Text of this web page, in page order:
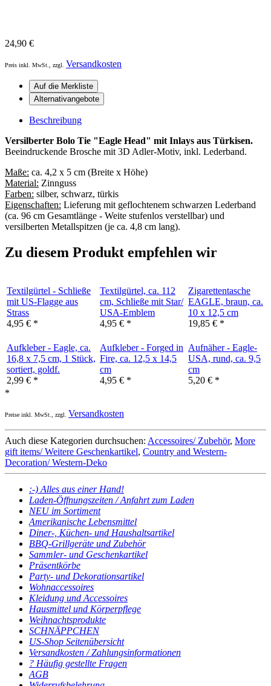
24,90 €
Preis inkl. MwSt., zzgl. Versandkosten
Beschreibung
Versilberter Bolo Tie "Eagle Head" mit Inlays aus Türkisen.
Beeindruckende Brosche mit 3D Adler-Motiv, inkl. Lederband.
Maße: ca. 4,2 x 5 cm (Breite x Höhe)
Material: Zinnguss
Farben: silber, schwarz, türkis
Eigenschaften: Lieferung mit geflochtenem schwarzen Lederband
(ca. 96 cm Gesamtlänge - Weite stufenlos verstellbar) und
versilberten Metallspitzen (je ca. 4,8 cm lang).
Zu diesem Produkt empfehlen wir
Textilgürtel - Schließe
mit US-Flagge aus
Strass
4,95 € *
Textilgürtel, ca. 112
cm, Schließe mit Star/
USA-Emblem
4,95 € *
Zigarettentasche
EAGLE, braun, ca.
10 x 12,5 cm
19,85 € *
Aufkleber - Eagle, ca.
16,8 x 7,5 cm, 1 Stück,
sortiert, goldf.
2,99 € *
Aufkleber - Forged in
Fire, ca. 12,5 x 14,5
cm
4,95 € *
Aufnäher - Eagle-
USA, rund, ca. 9,5
cm
5,20 € *
*
Preise inkl. MwSt., zzgl. Versandkosten
Auch diese Kategorien durchsuchen: Accessoires/ Zubehör, More
gift items/ Weitere Geschenkartikel, Country and Western-
Decoration/ Western-Deko
:-) Alles aus einer Hand!
Laden-Öffnungszeiten / Anfahrt zum Laden
NEU im Sortiment
Amerikanische Lebensmittel
Diner-, Küchen- und Haushaltsartikel
BBQ-Grillgeräte und Zubehör
Sammler- und Geschenkartikel
Präsentkörbe
Party- und Dekorationsartikel
Wohnaccessoires
Kleidung und Accessoires
Hausmittel und Körperpflege
Weihnachtsprodukte
SCHNÄPPCHEN
US-Shop Seitenübersicht
Versandkosten / Zahlungsinformationen
? Häufig gestellte Fragen
AGB